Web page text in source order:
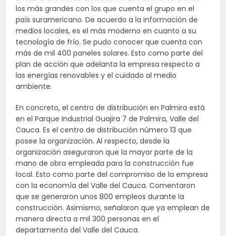
los más grandes con los que cuenta el grupo en el
país suramericano. De acuerdo a la información de
medios locales, es el más moderno en cuanto a su
tecnología de frío. Se pudo conocer que cuenta con
más de mil 400 paneles solares. Esto como parte del
plan de acción que adelanta la empresa respecto a
las energías renovables y el cuidado al medio
ambiente.
En concreto, el centro de distribución en Palmira está
en el Parque Industrial Guajira 7 de Palmira, Valle del
Cauca. Es el centro de distribución número 13 que
posee la organización. Al respecto, desde la
organización aseguraron que la mayor parte de la
mano de obra empleada para la construcción fue
local. Esto como parte del compromiso de la empresa
con la economía del Valle del Cauca. Comentaron
que se generaron unos 800 empleos durante la
construcción. Asimismo, señalaron que ya emplean de
manera directa a mil 300 personas en el
departamento del Valle del Cauca.